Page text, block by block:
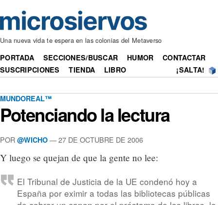
Una nueva vida te espera en las colonias del Metaverso
PORTADA SECCIONES/BUSCAR HUMOR
CONTACTAR
SUSCRIPCIONES
TIENDA LIBRO ¡SALTA!
MUNDOREAL™
Potenciando la lectura
POR @WICHO — 27 DE OCTUBRE DE 2006
Y luego se quejan de que la gente no lee:
El Tribunal de Justicia de la UE condenó hoy a
España por eximir a todas las bibliotecas públicas